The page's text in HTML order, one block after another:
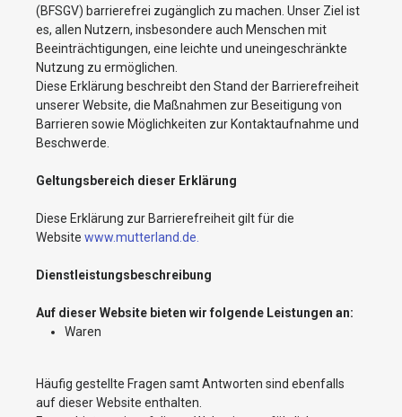
(BFSGV) barrierefrei zugänglich zu machen. Unser Ziel ist
es, allen Nutzern, insbesondere auch Menschen mit
Beeinträchtigungen, eine leichte und uneingeschränkte
Nutzung zu ermöglichen.
Diese Erklärung beschreibt den Stand der Barrierefreiheit
unserer Website, die Maßnahmen zur Beseitigung von
Barrieren sowie Möglichkeiten zur Kontaktaufnahme und
Beschwerde.
Geltungsbereich dieser Erklärung
Diese Erklärung zur Barrierefreiheit gilt für die
Website www.mutterland.de.
Dienstleistungsbeschreibung
Auf dieser Website bieten wir folgende Leistungen an:
Waren
Häufig gestellte Fragen samt Antworten sind ebenfalls
auf dieser Website enthalten.